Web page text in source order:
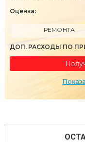
Оценка:
РЕМОНТА
ДОП. РАСХОДЫ ПО